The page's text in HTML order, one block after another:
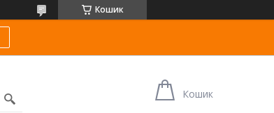
Кошик
Кошик